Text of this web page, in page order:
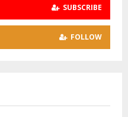
SUBSCRIBE
FOLLOW